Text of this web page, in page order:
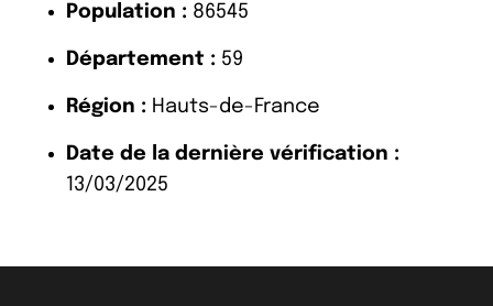
Population : 86545
Département : 59
Région : Hauts-de-France
Date de la dernière vérification :
13/03/2025